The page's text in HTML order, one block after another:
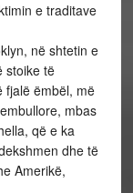
e traditave
në shtetin e
stoike të
fjalë ëmbël, më
mbas
që e ka
dhe të
Amerikë,